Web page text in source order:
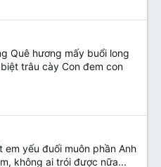
Quê hương mấy buổi long
trâu cày Con đem con
em yếu đuối muôn phần Anh
không ai trói được nữa...